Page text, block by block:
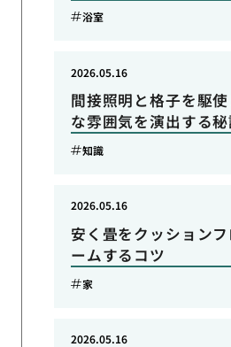
浴室
間接照明と格子を駆
な雰囲気を演出する
2026.05.16
知識
安く畳をクッション
ームするコツ
2026.05.16
家
2026.05.16